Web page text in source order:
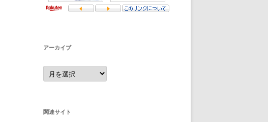
アーカイブ
ア
ー
カ
関連サイト